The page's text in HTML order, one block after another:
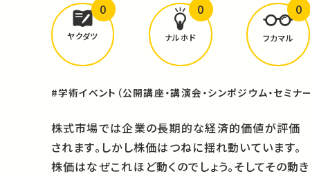
どんな学びがありましたか？
ヤクダツ
0
ナルホド
0
フカマル
0
#学術イベント（公開講座・講演会・シンポジウム・セミナ
株式市場では企業の長期的な経済的価値が評価
されます。しかし株価はつねに揺れ動いています。
株価はなぜこれほど動くのでしょう。そしてその動き